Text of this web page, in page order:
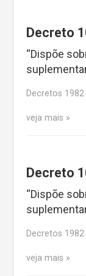
Decreto
“Dispõe
Decretos
veja mais
Decreto
“Dispõe
Decretos
veja mais